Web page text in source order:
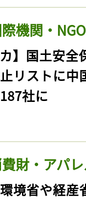
機関・NGO
カ】国土安
リストに中
社に
財・アパ
環境省や経